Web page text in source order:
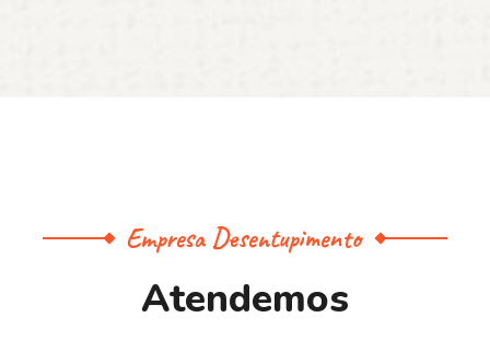
Empresa Desentupimento
Atendemos